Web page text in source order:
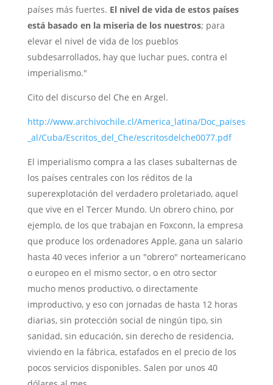
países más fuertes. El nivel de vida de estos países
está basado en la miseria de los nuestros; para
elevar el nivel de vida de los pueblos
subdesarrollados, hay que luchar pues, contra el
imperialismo."
Cito del discurso del Che en Argel.
http://www.archivochile.cl/America_latina/Doc_paises
_al/Cuba/Escritos_del_Che/escritosdelche0077.pdf
El imperialismo compra a las clases subalternas de
los países centrales con los réditos de la
superexplotación del verdadero proletariado, aquel
que vive en el Tercer Mundo. Un obrero chino, por
ejemplo, de los que trabajan en Foxconn, la empresa
que produce los ordenadores Apple, gana un salario
hasta 40 veces inferior a un "obrero" norteamericano
o europeo en el mismo sector, o en otro sector
mucho menos productivo, o directamente
improductivo, y eso con jornadas de hasta 12 horas
diarias, sin protección social de ningún tipo, sin
sanidad, sin educación, sin derecho de residencia,
viviendo en la fábrica, estafados en el precio de los
pocos servicios disponibles. Salen por unos 40